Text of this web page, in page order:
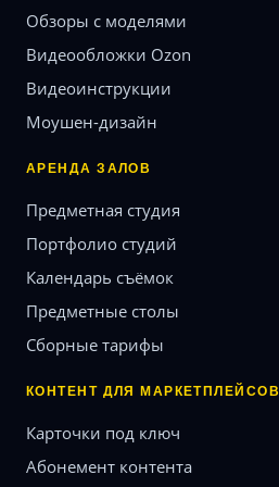
Обзоры с моделями
Видеообложки Ozon
Видеоинструкции
Моушен-дизайн
АРЕНДА ЗАЛОВ
Предметная студия
Портфолио студий
Календарь съёмок
Предметные столы
Сборные тарифы
КОНТЕНТ ДЛЯ МАРКЕТПЛЕЙСОВ
Карточки под ключ
Абонемент контента